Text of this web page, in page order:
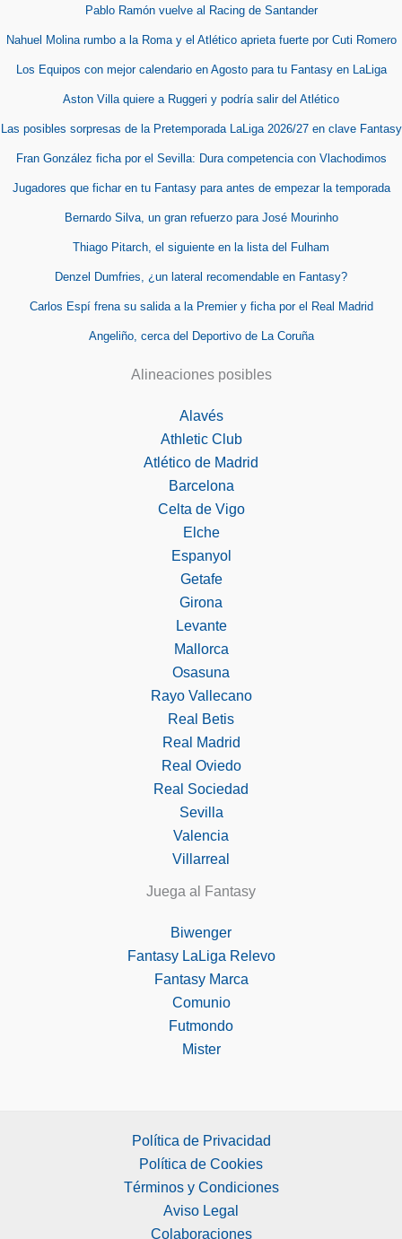
Pablo Ramón vuelve al Racing de Santander
Nahuel Molina rumbo a la Roma y el Atlético aprieta fuerte por Cuti Romero
Los Equipos con mejor calendario en Agosto para tu Fantasy en LaLiga
Aston Villa quiere a Ruggeri y podría salir del Atlético
Las posibles sorpresas de la Pretemporada LaLiga 2026/27 en clave Fantasy
Fran González ficha por el Sevilla: Dura competencia con Vlachodimos
Jugadores que fichar en tu Fantasy para antes de empezar la temporada
Bernardo Silva, un gran refuerzo para José Mourinho
Thiago Pitarch, el siguiente en la lista del Fulham
Denzel Dumfries, ¿un lateral recomendable en Fantasy?
Carlos Espí frena su salida a la Premier y ficha por el Real Madrid
Angeliño, cerca del Deportivo de La Coruña
Alineaciones posibles
Alavés
Athletic Club
Atlético de Madrid
Barcelona
Celta de Vigo
Elche
Espanyol
Getafe
Girona
Levante
Mallorca
Osasuna
Rayo Vallecano
Real Betis
Real Madrid
Real Oviedo
Real Sociedad
Sevilla
Valencia
Villarreal
Juega al Fantasy
Biwenger
Fantasy LaLiga Relevo
Fantasy Marca
Comunio
Futmondo
Mister
Política de Privacidad
Política de Cookies
Términos y Condiciones
Aviso Legal
Colaboraciones